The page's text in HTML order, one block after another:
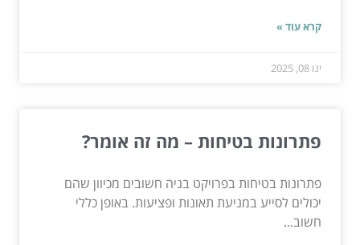
קרא עוד »
ינו 08, 2025
פתרונות בטיחות – מה זה אומר?
פתרונות בטיחות בפרויקט בניה חשובים מכיוון שהם
יכולים לסייע במניעת תאונות ופציעות. באופן כללי
חשוב...